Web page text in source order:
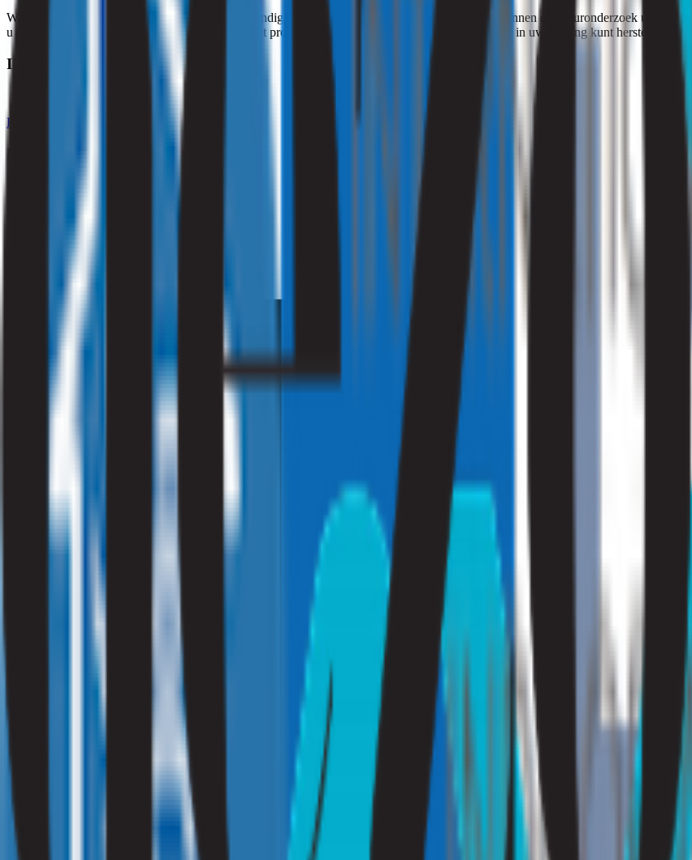
Wanneer u last heeft van zwavelgeur, is het verstandig om de oorzaak te laten onderzoeken. Wij kunnen een geuronderzoek
u advies over welke maatregelen nodig zijn om het probleem op te lossen, zodat u de luchtkwaliteit in uw woning kunt herstellen.
Ik ben particulier
Klik hier
Ik ben zakelijk